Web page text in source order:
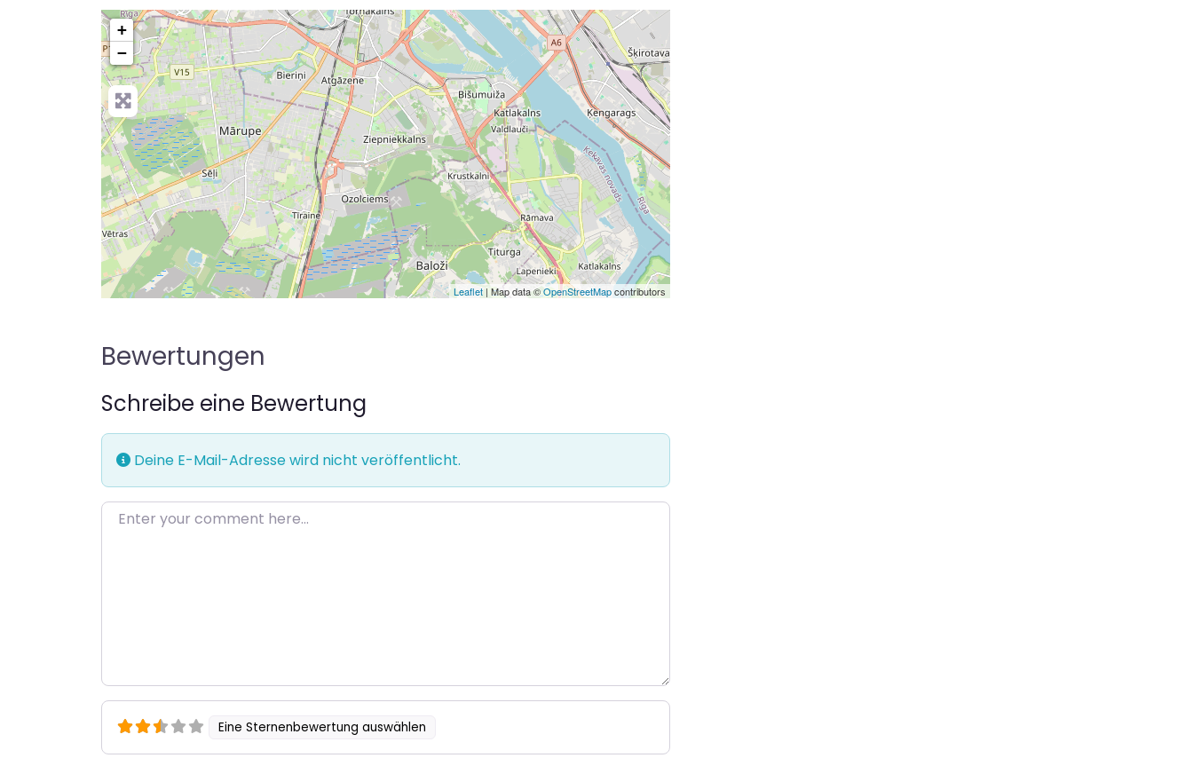
+
−
Leaflet | Map data ©OpenStreetMapcontributors
Bewertungen
Schreibe eine Bewertung
Deine E-Mail-Adresse wird nicht veröffentlicht.
Enter your comment here…
Eine Sternenbewertung auswählen